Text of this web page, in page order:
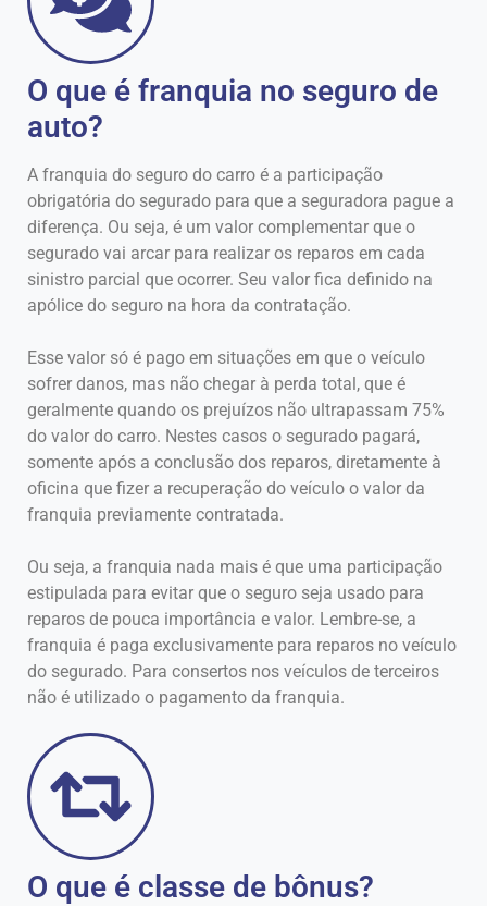
O que é franquia no seguro de
auto?
A franquia do seguro do carro é a participação
obrigatória do segurado para que a seguradora pague a
diferença. Ou seja, é um valor complementar que o
segurado vai arcar para realizar os reparos em cada
sinistro parcial que ocorrer. Seu valor fica definido na
apólice do seguro na hora da contratação.
Esse valor só é pago em situações em que o veículo
sofrer danos, mas não chegar à perda total, que é
geralmente quando os prejuízos não ultrapassam 75%
do valor do carro. Nestes casos o segurado pagará,
somente após a conclusão dos reparos, diretamente à
oficina que fizer a recuperação do veículo o valor da
franquia previamente contratada.
Ou seja, a franquia nada mais é que uma participação
estipulada para evitar que o seguro seja usado para
reparos de pouca importância e valor. Lembre-se, a
franquia é paga exclusivamente para reparos no veículo
do segurado. Para consertos nos veículos de terceiros
não é utilizado o pagamento da franquia.
O que é classe de bônus?